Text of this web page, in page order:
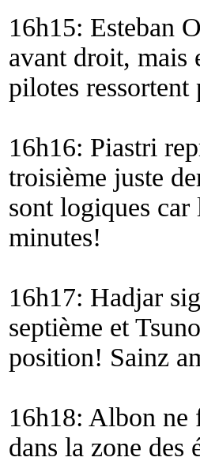
16h15: Esteban
avant droit, mais
pilotes
16h16: Piastri
troisième juste
sont logiques car
minutes!
16h17: Hadjar
septième et
position! Sainz
16h18: Albon ne
dans la zone des